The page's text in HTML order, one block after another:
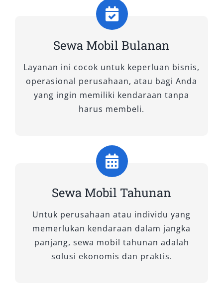
Sewa Mobil Bulanan
Layanan ini cocok untuk keperluan bisnis,
operasional perusahaan, atau bagi Anda
yang ingin memiliki kendaraan tanpa
harus membeli.
Sewa Mobil Tahunan
Untuk perusahaan atau individu yang
memerlukan kendaraan dalam jangka
panjang, sewa mobil tahunan adalah
solusi ekonomis dan praktis.